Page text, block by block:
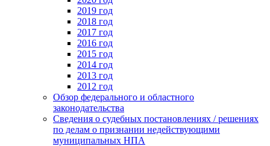
2019 год
2018 год
2017 год
2016 год
2015 год
2014 год
2013 год
2012 год
Обзор федерального и областного
законодательства
Сведения о судебных постановлениях / решениях
по делам о признании недействующими
муниципальных НПА